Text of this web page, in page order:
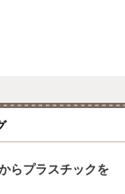
らプラスチックを